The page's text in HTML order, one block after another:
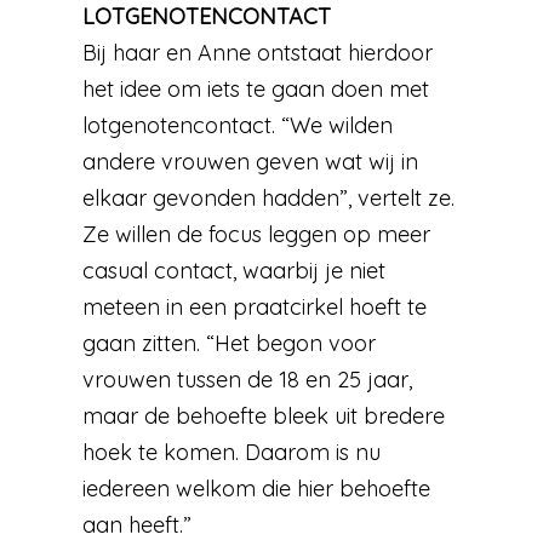
LOTGENOTENCONTACT
Bij haar en Anne ontstaat hierdoor
het idee om iets te gaan doen met
lotgenotencontact. “We wilden
andere vrouwen geven wat wij in
elkaar gevonden hadden”, vertelt ze.
Ze willen de focus leggen op meer
casual contact, waarbij je niet
meteen in een praatcirkel hoeft te
gaan zitten. “Het begon voor
vrouwen tussen de 18 en 25 jaar,
maar de behoefte bleek uit bredere
hoek te komen. Daarom is nu
iedereen welkom die hier behoefte
aan heeft.”